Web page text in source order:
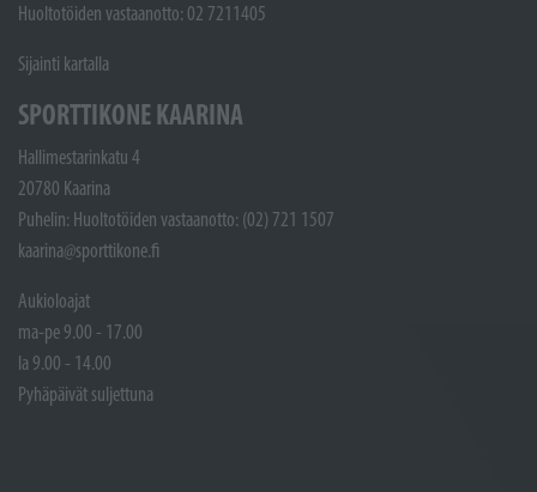
Huoltotöiden vastaanotto: 02 7211405
Sijainti kartalla
SPORTTIKONE KAARINA
Hallimestarinkatu 4
20780 Kaarina
Puhelin: Huoltotöiden vastaanotto: (02) 721 1507
kaarina@sporttikone.fi
Aukioloajat
ma-pe 9.00 - 17.00
la 9.00 - 14.00
Pyhäpäivät suljettuna